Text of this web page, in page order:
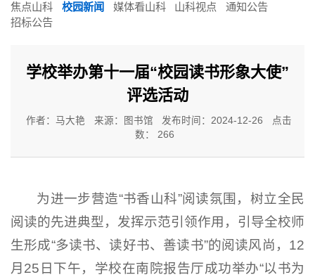
焦点山科 校园新闻 媒体看山科 山科视点
通知公告
招标公告
学校举办第十一届“校园读书形象大使”
评选活动
作者：马大艳 来源：图书馆 发布时间：2024-12-26
点击
数：
266
为进一步营造“书香山科”阅读氛围，树立全民
阅读的先进典型，发挥示范引领作用，引导全校师
生形成“多读书、读好书、善读书”的阅读风尚，12
月25日下午，学校在南院报告厅成功举办“以书为